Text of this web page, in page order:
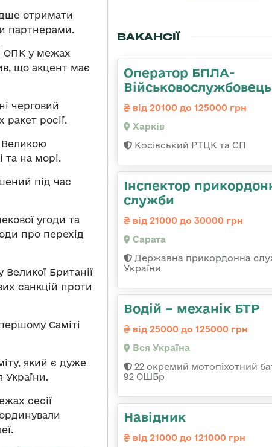
отримати
партнерами.
ОПК у межах
що акцент має
черговий
ракет росії.
Великою
та на морі.
під час
угоди та
про перехід
Британії
санкцій проти
Саміті
який є дуже
сесії
ВАКАНСІЇ
Оператор БПЛА-
Військовослужбовець
від 20100 до 125000 грн
Харків
Косівський РТЦК та СП
Інспектор
служби
від 21000 до 30000 грн
Сарата
Державна прикордонна
України
Водій – механік БТР
від 25000 до 125000 грн
Вся Україна
22 окремий мотопіхотний
92 ОШБр
Навідник
від 21000 до 121000 грн